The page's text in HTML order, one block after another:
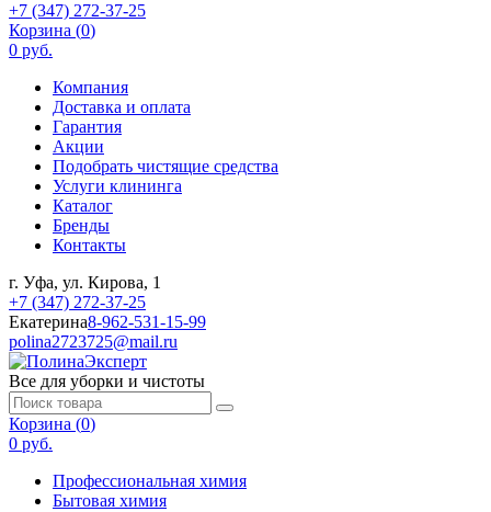
+7 (347) 272-37-25
Корзина (0)
0 руб.
Компания
Доставка и оплата
Гарантия
Акции
Подобрать чистящие средства
Услуги клининга
Каталог
Бренды
Контакты
г. Уфа, ул. Кирова, 1
+7 (347) 272-37-25
Екатерина8-962-531-15-99
polina2723725@mail.ru
Все для уборки и чистоты
Корзина (0)
0 руб.
Профессиональная химия
Бытовая химия